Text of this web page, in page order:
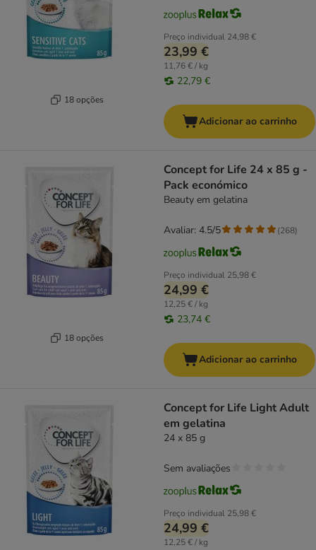
18 opções
Preço individual 24,98 €
23,99 €
11,76 € / kg
22,79 €
Adicionar ao carrinho
18 opções
Concept for Life 24 x 85 g -
Pack económico
Beauty em gelatina
Preço individual 25,98 €
24,99 €
12,25 € / kg
23,74 €
Avaliar: 4.5/5 (268)
Adicionar ao carrinho
Concept for Life Light Adult
em gelatina
24 x 85 g
Preço individual 25,98 €
24,99 €
12,25 € / kg
Sem avaliações